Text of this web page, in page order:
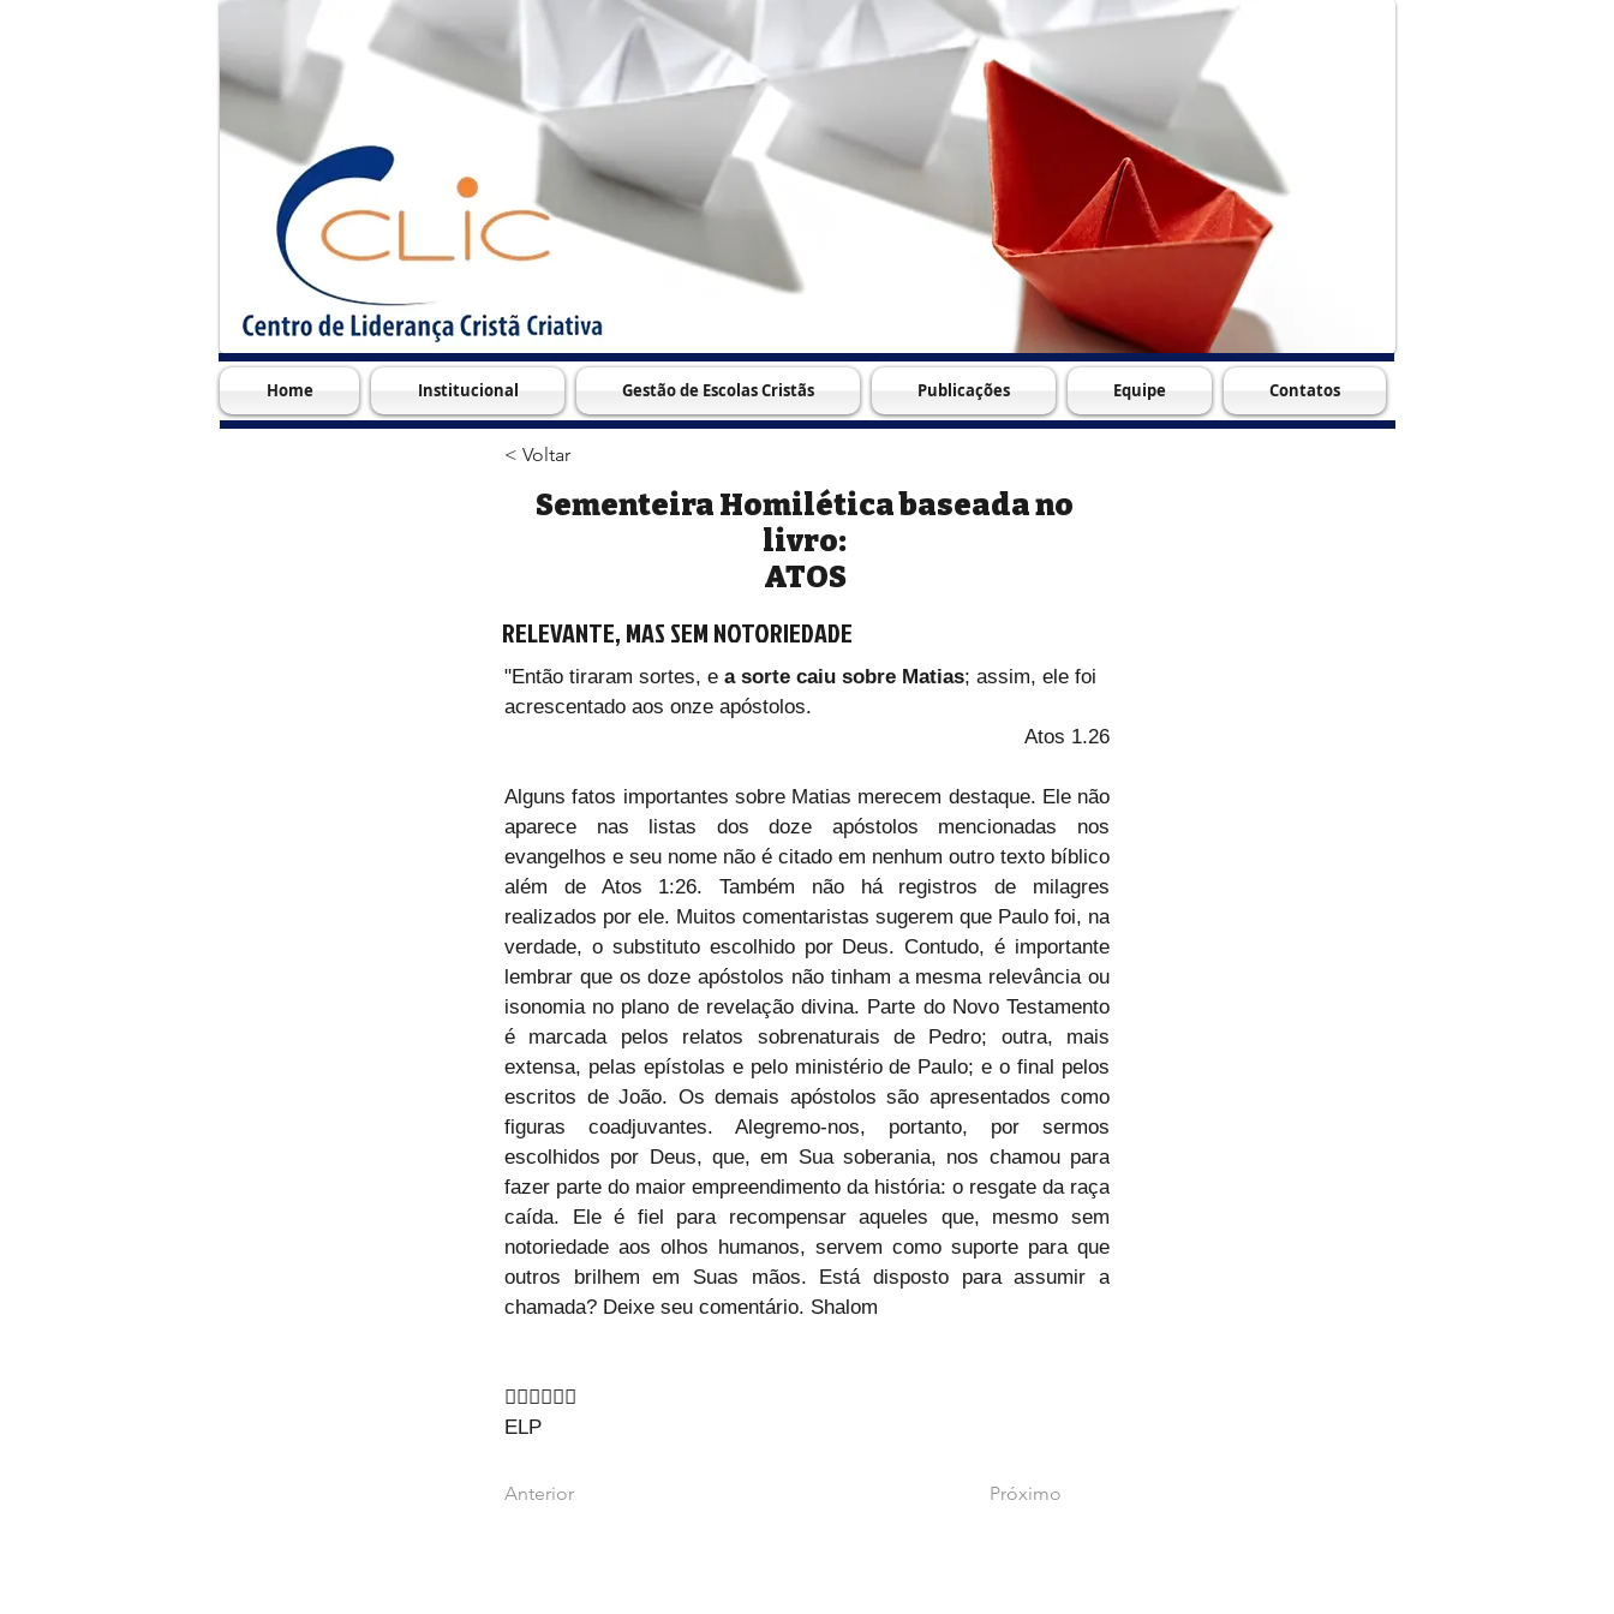
Home Institucional Gestão de Escolas Cristãs Publicações Equipe Contatos
< Voltar
Sementeira Homilética baseada no
livro:
ATOS
RELEVANTE, MAS SEM NOTORIEDADE
"Então tiraram sortes, e a sorte caiu sobre Matias; assim, ele foi
acrescentado aos onze apóstolos.
Atos 1.26
Alguns fatos importantes sobre Matias merecem destaque. Ele não
aparece nas listas dos doze apóstolos mencionadas nos
evangelhos e seu nome não é citado em nenhum outro texto bíblico
além de Atos 1:26. Também não há registros de milagres
realizados por ele. Muitos comentaristas sugerem que Paulo foi, na
verdade, o substituto escolhido por Deus. Contudo, é importante
lembrar que os doze apóstolos não tinham a mesma relevância ou
isonomia no plano de revelação divina. Parte do Novo Testamento
é marcada pelos relatos sobrenaturais de Pedro; outra, mais
extensa, pelas epístolas e pelo ministério de Paulo; e o final pelos
escritos de João. Os demais apóstolos são apresentados como
figuras coadjuvantes. Alegremo-nos, portanto, por sermos
escolhidos por Deus, que, em Sua soberania, nos chamou para
fazer parte do maior empreendimento da história: o resgate da raça
caída. Ele é fiel para recompensar aqueles que, mesmo sem
notoriedade aos olhos humanos, servem como suporte para que
outros brilhem em Suas mãos. Está disposto para assumir a
chamada? Deixe seu comentário. Shalom
🙇‍♂🙇‍♂🙇‍♂
ELP
Anterior Próximo